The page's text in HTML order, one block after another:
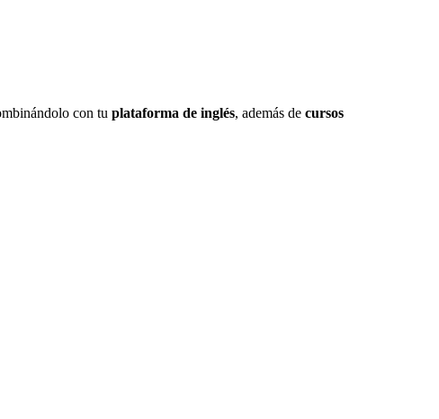
con tu plataforma de inglés, además de cursos